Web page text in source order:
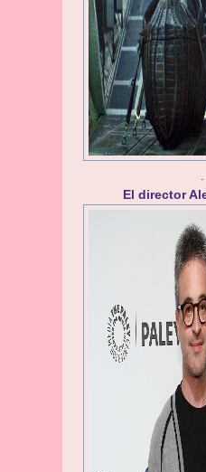
El director